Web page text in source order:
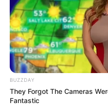
Bismillah cuma
F.16Viper
radar aesa
ayam jago
AEW&C
BUZZDAY
They Forgot The Cameras
Fantastic